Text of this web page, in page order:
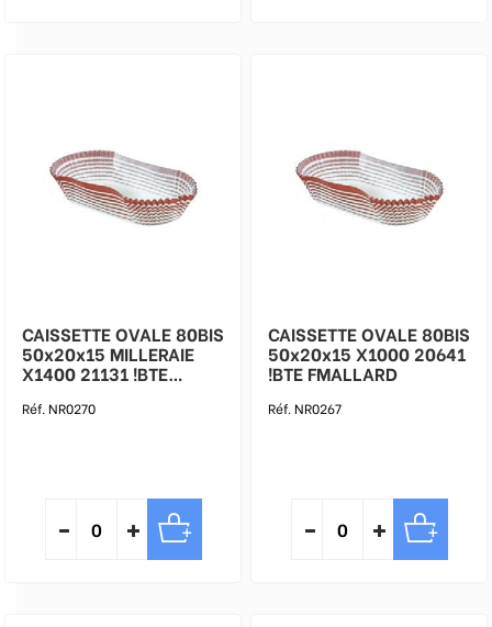
CAISSETTE OVALE 80BIS
50x20x15 MILLERAIE
X1400 21131 !BTE
Réf. NR0270
CAISSETTE OVALE 80BIS
50x20x15 X1000 20641
!BTE FMALLARD
Réf. NR0267